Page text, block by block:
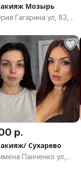
Мозырь
Гагарина ул, 83,
Гомельская
р.
Сухарево
Панченко ул,